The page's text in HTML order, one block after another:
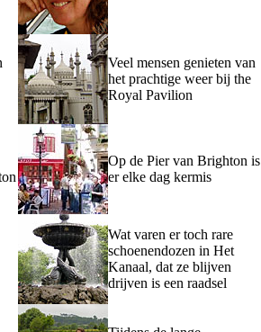
Veel mensen genieten van
het prachtige weer bij the
Royal Pavilion
Op de Pier van Brighton is
er elke dag kermis
Wat varen er toch rare
schoenendozen in Het
Kanaal, dat ze blijven
drijven is een raadsel